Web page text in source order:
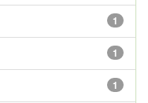
1
1
1